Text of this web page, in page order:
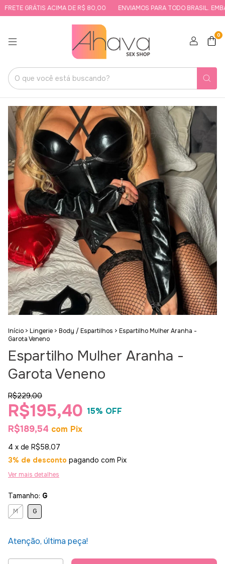
GRÁTIS ACIMA DE R$ 80,00 ENVIAMOS PARA TODO BRASIL.
0
Início > Lingerie > Body / Espartilhos > Espartilho Mulher Aranha -
Garota Veneno
Espartilho Mulher Aranha -
Garota Veneno
R$229,00
R$195,40 15% OFF
R$189,54 com Pix
4 x de R$58,07
3% de desconto pagando com Pix
Ver mais detalhes
Tamanho: G
M G
Atenção, última peça!